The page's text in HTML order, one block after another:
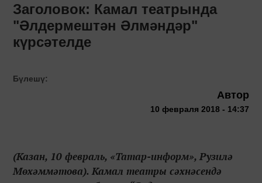
Заголовок: Камал театрында
"Әлдермештән Әлмәндәр"
күрсәтелде
Бүлешү:
Автор
10 февраля 2018 - 14:37
(Казан, 10 февраль, «Татар-информ», Рузилә
Мөхәммәтова). Камал театры сәхнәсендә